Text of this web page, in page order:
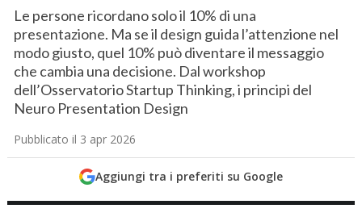
Le persone ricordano solo il 10% di una
presentazione. Ma se il design guida l’attenzione nel
modo giusto, quel 10% può diventare il messaggio
che cambia una decisione. Dal workshop
dell’Osservatorio Startup Thinking, i principi del
Neuro Presentation Design
Pubblicato il 3 apr 2026
Aggiungi tra i preferiti su Google